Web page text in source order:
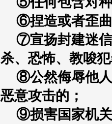
⑥捏造或者歪
⑦宣扬封建迷
杀、恐怖、教唆
⑧公然侮辱他
恶意攻击的；
⑨损害国家机